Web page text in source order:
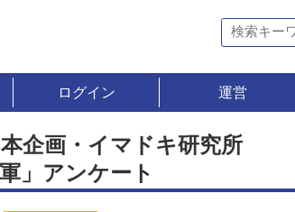
ログイン 運営
企画・イマドキ研究所
」アンケート